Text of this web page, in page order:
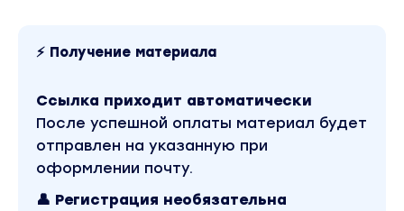
Урок 4.
Прогревающая серия шагов в воронке
На этом уроке Вы узнаете про то как
строить свою Воронку Продаж. Мы с Вами
подготовим весь контент для запуска
Воронки Продаж.
Урок 5.
⚡ Получение материала
Ссылка приходит автоматически
После успешной оплаты материал будет
отправлен на указанную при
оформлении почту.
👤 Регистрация необязательна